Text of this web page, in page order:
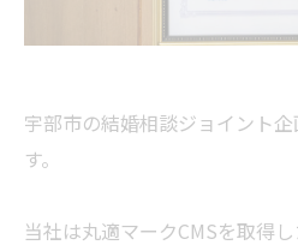
宇部市の結婚相談ジョイント
す。
当社は丸適マークCMSを取得し